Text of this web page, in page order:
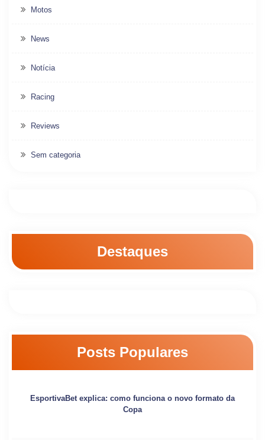
Motos
News
Notícia
Racing
Reviews
Sem categoria
Destaques
Posts Populares
EsportivaBet explica: como funciona o novo formato da
Copa